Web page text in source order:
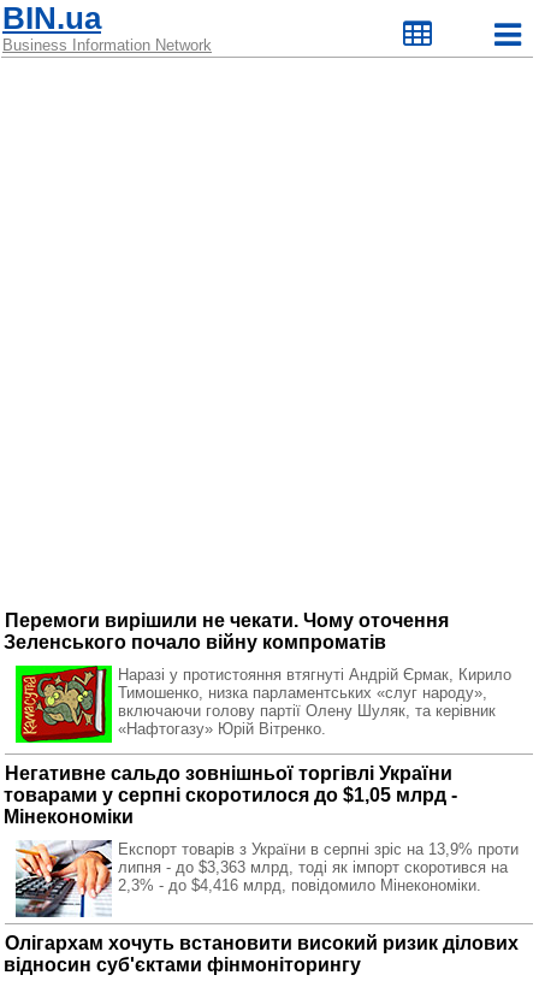
BIN.ua
Business Information Network
Перемоги вирішили не чекати. Чому оточення
Зеленського почало війну компроматів
Наразі у протистояння втягнуті Андрій Єрмак, Кирило
Тимошенко, низка парламентських «слуг народу»,
включаючи голову партії Олену Шуляк, та керівник
«Нафтогазу» Юрій Вітренко.
Негативне сальдо зовнішньої торгівлі України
товарами у серпні скоротилося до $1,05 млрд -
Мінекономіки
Експорт товарів з України в серпні зріс на 13,9% проти
липня - до $3,363 млрд, тоді як імпорт скоротився на
2,3% - до $4,416 млрд, повідомило Мінекономіки.
Олігархам хочуть встановити високий ризик ділових
відносин суб'єктами фінмоніторингу